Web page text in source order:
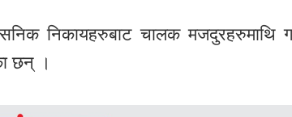
निकायहरुबाट चालक मजदुरहरुमाथि
छन् ।